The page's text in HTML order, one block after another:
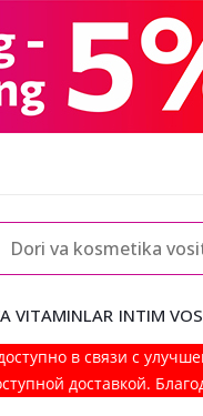
VITAMINLAR INTIM
в связи с
доставкой.